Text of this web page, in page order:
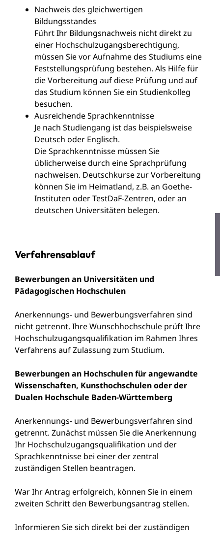
Nachweis des gleichwertigen
Bildungsstandes
Führt Ihr Bildungsnachweis nicht direkt zu
einer Hochschulzugangsberechtigung,
müssen Sie vor Aufnahme des Studiums eine
Feststellungsprüfung bestehen. Als Hilfe für
die Vorbereitung auf diese Prüfung und auf
das Studium können Sie ein Studienkolleg
besuchen.
Ausreichende Sprachkenntnisse
Je nach Studiengang ist das beispielsweise
Deutsch oder Englisch.
Die Sprachkenntnisse müssen Sie
üblicherweise durch eine Sprachprüfung
nachweisen. Deutschkurse zur Vorbereitung
können Sie im Heimatland, z.B. an Goethe-
Instituten oder TestDaF-Zentren, oder an
deutschen Universitäten belegen.
Verfahrensablauf
Bewerbungen an Universitäten und
Pädagogischen Hochschulen
Anerkennungs- und Bewerbungsverfahren sind
nicht getrennt. Ihre Wunschhochschule prüft Ihre
Hochschulzugangsqualifikation im Rahmen Ihres
Verfahrens auf Zulassung zum Studium.
Bewerbungen an Hochschulen für angewandte
Wissenschaften, Kunsthochschulen oder der
Dualen Hochschule Baden-Württemberg
Anerkennungs- und Bewerbungsverfahren sind
getrennt. Zunächst müssen Sie die Anerkennung
Ihr Hochschulzugangsqualifikation und der
Sprachkenntnisse bei einer der zentral
zuständigen Stellen beantragen.
War Ihr Antrag erfolgreich, können Sie in einem
zweiten Schritt den Bewerbungsantrag stellen.
Informieren Sie sich direkt bei der zuständigen